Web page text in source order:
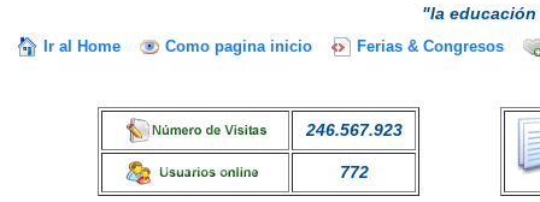
"la
Ir al Home Como pagina inicio Ferias & Congresos
246.567.923
772